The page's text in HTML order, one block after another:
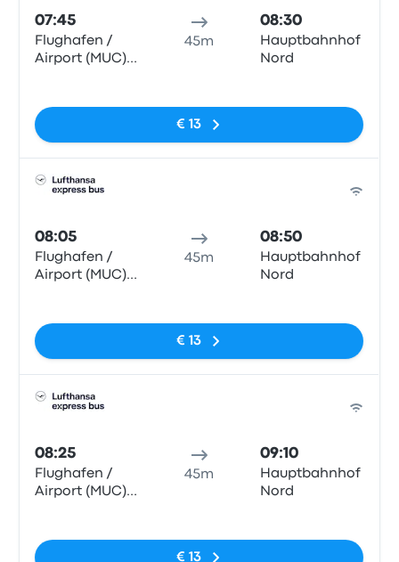
07:45
Flughafen /
Airport (MUC)
45m
08:30
Hauptbahnhof
Nord
€ 13
08:05
Flughafen /
Airport (MUC)
45m
08:50
Hauptbahnhof
Nord
€ 13
08:25
Flughafen /
Airport (MUC)
45m
09:10
Hauptbahnhof
Nord
€ 13